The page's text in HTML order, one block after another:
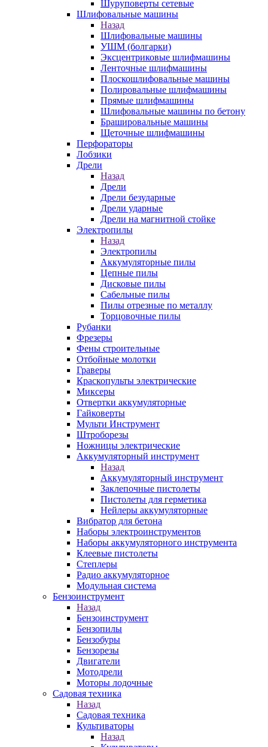
Шуруповерты сетевые
Шлифовальные машины
Назад
Шлифовальные машины
УШМ (болгарки)
Эксцентриковые шлифмашины
Ленточные шлифмашины
Плоскошлифовальные машины
Полировальные шлифмашины
Прямые шлифмашины
Шлифовальные машины по бетону
Брашировальные машины
Щеточные шлифмашины
Перфораторы
Лобзики
Дрели
Назад
Дрели
Дрели безударные
Дрели ударные
Дрели на магнитной стойке
Электропилы
Назад
Электропилы
Аккумуляторные пилы
Цепные пилы
Дисковые пилы
Сабельные пилы
Пилы отрезные по металлу
Торцовочные пилы
Рубанки
Фрезеры
Фены строительные
Отбойные молотки
Граверы
Краскопульты электрические
Миксеры
Отвертки аккумуляторные
Гайковерты
Мульти Инструмент
Штроборезы
Ножницы электрические
Аккумуляторный инструмент
Назад
Аккумуляторный инструмент
Заклепочные пистолеты
Пистолеты для герметика
Нейлеры аккумуляторные
Вибратор для бетона
Наборы электроинструментов
Наборы аккумуляторного инструмента
Клеевые пистолеты
Степлеры
Радио аккумуляторное
Модульная система
Бензоинструмент
Назад
Бензоинструмент
Бензопилы
Бензобуры
Бензорезы
Двигатели
Мотодрели
Моторы лодочные
Садовая техника
Назад
Садовая техника
Культиваторы
Назад